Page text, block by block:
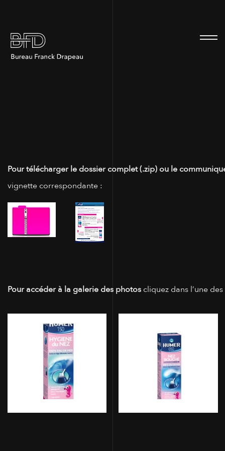
Pour télécharger le dossier complet (.zip) ou le
vignette correspondante :
Pour accéder à la galerie des photos cliquez dans l’une